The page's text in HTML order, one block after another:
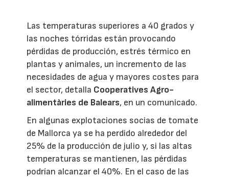
Las temperaturas superiores a 40 grados y
las noches tórridas están provocando
pérdidas de producción, estrés térmico en
plantas y animales, un incremento de las
necesidades de agua y mayores costes para
el sector, detalla Cooperatives Agro-
alimentàries de Balears, en un comunicado.
En algunas explotaciones socias de tomate
de Mallorca ya se ha perdido alrededor del
25% de la producción de julio y, si las altas
temperaturas se mantienen, las pérdidas
podrían alcanzar el 40%. En el caso de las